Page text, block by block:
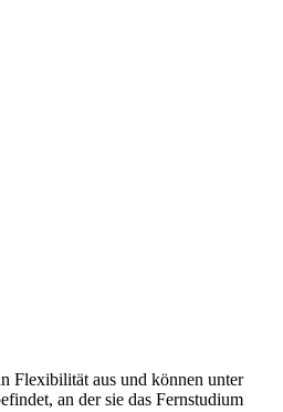
Flexibilität aus und können unter
an der sie das Fernstudium